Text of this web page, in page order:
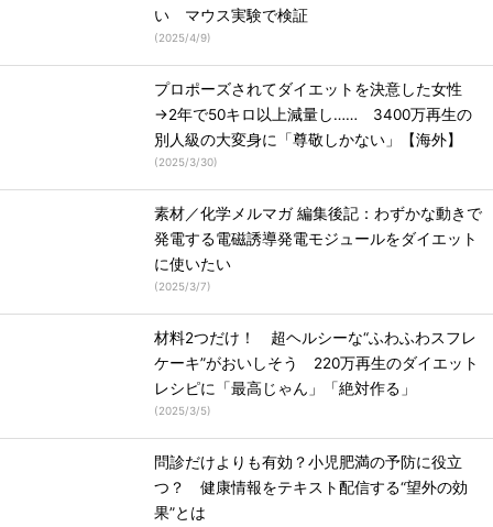
い マウス実験で検証
(2025/4/9)
プロポーズされてダイエットを決意した女性
→2年で50キロ以上減量し…… 3400万再生の
別人級の大変身に「尊敬しかない」【海外】
(2025/3/30)
素材／化学メルマガ 編集後記：わずかな動きで
発電する電磁誘導発電モジュールをダイエット
に使いたい
(2025/3/7)
材料2つだけ！ 超ヘルシーな“ふわふわスフレ
ケーキ”がおいしそう 220万再生のダイエット
レシピに「最高じゃん」「絶対作る」
(2025/3/5)
問診だけよりも有効？小児肥満の予防に役立
つ？ 健康情報をテキスト配信する“望外の効
果”とは